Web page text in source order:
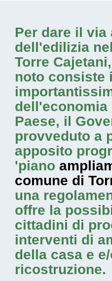
Per dare il
dell'edilizia
Torre
noto consiste
dell'economia
Paese, il
provveduto a
apposito
'piano
comune di
una
offre la
cittadini di
interventi di
della casa e
ricostruzione.